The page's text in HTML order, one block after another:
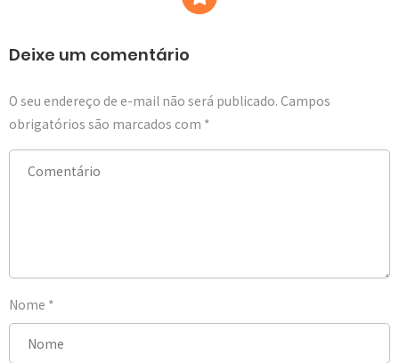
Deixe um comentário
O seu endereço de e-mail não será publicado. Campos
obrigatórios são marcados com *
Nome *